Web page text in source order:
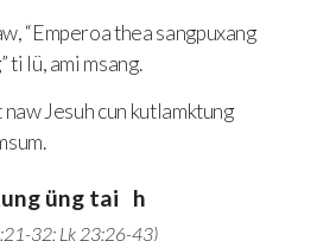
“Emperoa thea sangpuxang
ti lü, ami msang.
Jesuh cun kutlamktung
üng tai h
32; Lk 23:26-43)